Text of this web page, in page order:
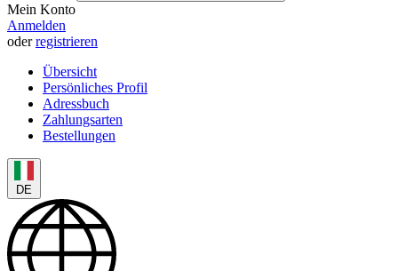
Mein Konto
Anmelden
oderregistrieren
Übersicht
Persönliches Profil
Adressbuch
Zahlungsarten
Bestellungen
DE